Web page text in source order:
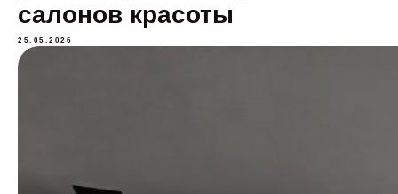
салонов красоты
25.05.2026